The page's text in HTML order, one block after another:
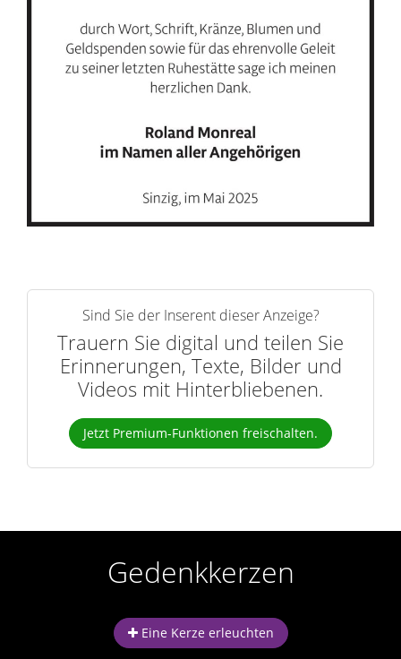
Sind Sie der Inserent dieser Anzeige?
Trauern Sie digital und teilen Sie
Erinnerungen, Texte, Bilder und
Videos mit Hinterbliebenen.
Jetzt Premium-Funktionen freischalten.
Gedenkkerzen
Eine Kerze erleuchten